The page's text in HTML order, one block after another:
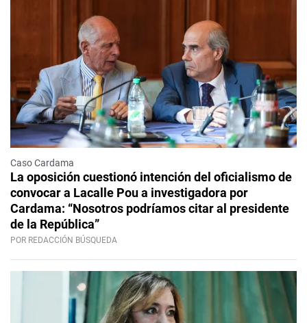
Caso Cardama
La oposición cuestionó intención del oficialismo de
convocar a Lacalle Pou a investigadora por
Cardama: “Nosotros podríamos citar al presidente
de la República”
POR REDACCIÓN BÚSQUEDA